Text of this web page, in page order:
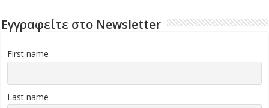
Εγγραφείτε στο Newsletter
First name
Last name